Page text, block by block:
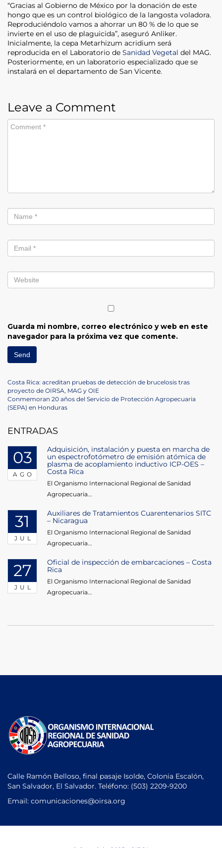
“Gracias al Gobierno de México por la donación de este
hongo que es un control biológico de la langosta voladora.
Reproduciéndolo vamos a ahorrar un 80 % de lo que se
invierte en el uso de plaguicida”, aseguró Anliker.
Inicialmente, la cepa Metarhizum acridium será
reproducida en el Laboratorio de Sanidad Vegetal del MAG.
Posteriormente, en un laboratorio especializado que se
instalará en el departamento de San Vicente.
Leave a Comment
Guarda mi nombre, correo electrónico y web en este
navegador para la próxima vez que comente.
Navegación
de
Previous
Post
Costa Rica: acreditan pruebas de detección de brucelosis tras
proyecto de OIRSA, MAG y OIE
Next
Post
Conmemoran 20 años del Servicio de Protección Agropecuaria
(SEPA) en Honduras
ENTRADAS
03
AGO
Adquisición, instalación y puesta en marcha de
un espectrofotómetro de emisión atómica de
plasma de acoplamiento inductivo ICP-OES –
Costa Rica
El Organismo Internacional Regional de Sanidad
Agropecuaria...
31
JUL
Auxiliares de Tratamientos Cuarentenarios SITC
– Nicaragua
El Organismo Internacional Regional de Sanidad
Agropecuaria...
27
JUL
Oficial de inspección de embarcaciones – Costa
Rica
El Organismo Internacional Regional de Sanidad
Agropecuaria...
Calle Ramón Belloso, final pasaje Isolde, Colonia Escalón,
San Salvador, El Salvador. Teléfono: (503) 2209-9200
Email: comunicaciones@oirsa.org